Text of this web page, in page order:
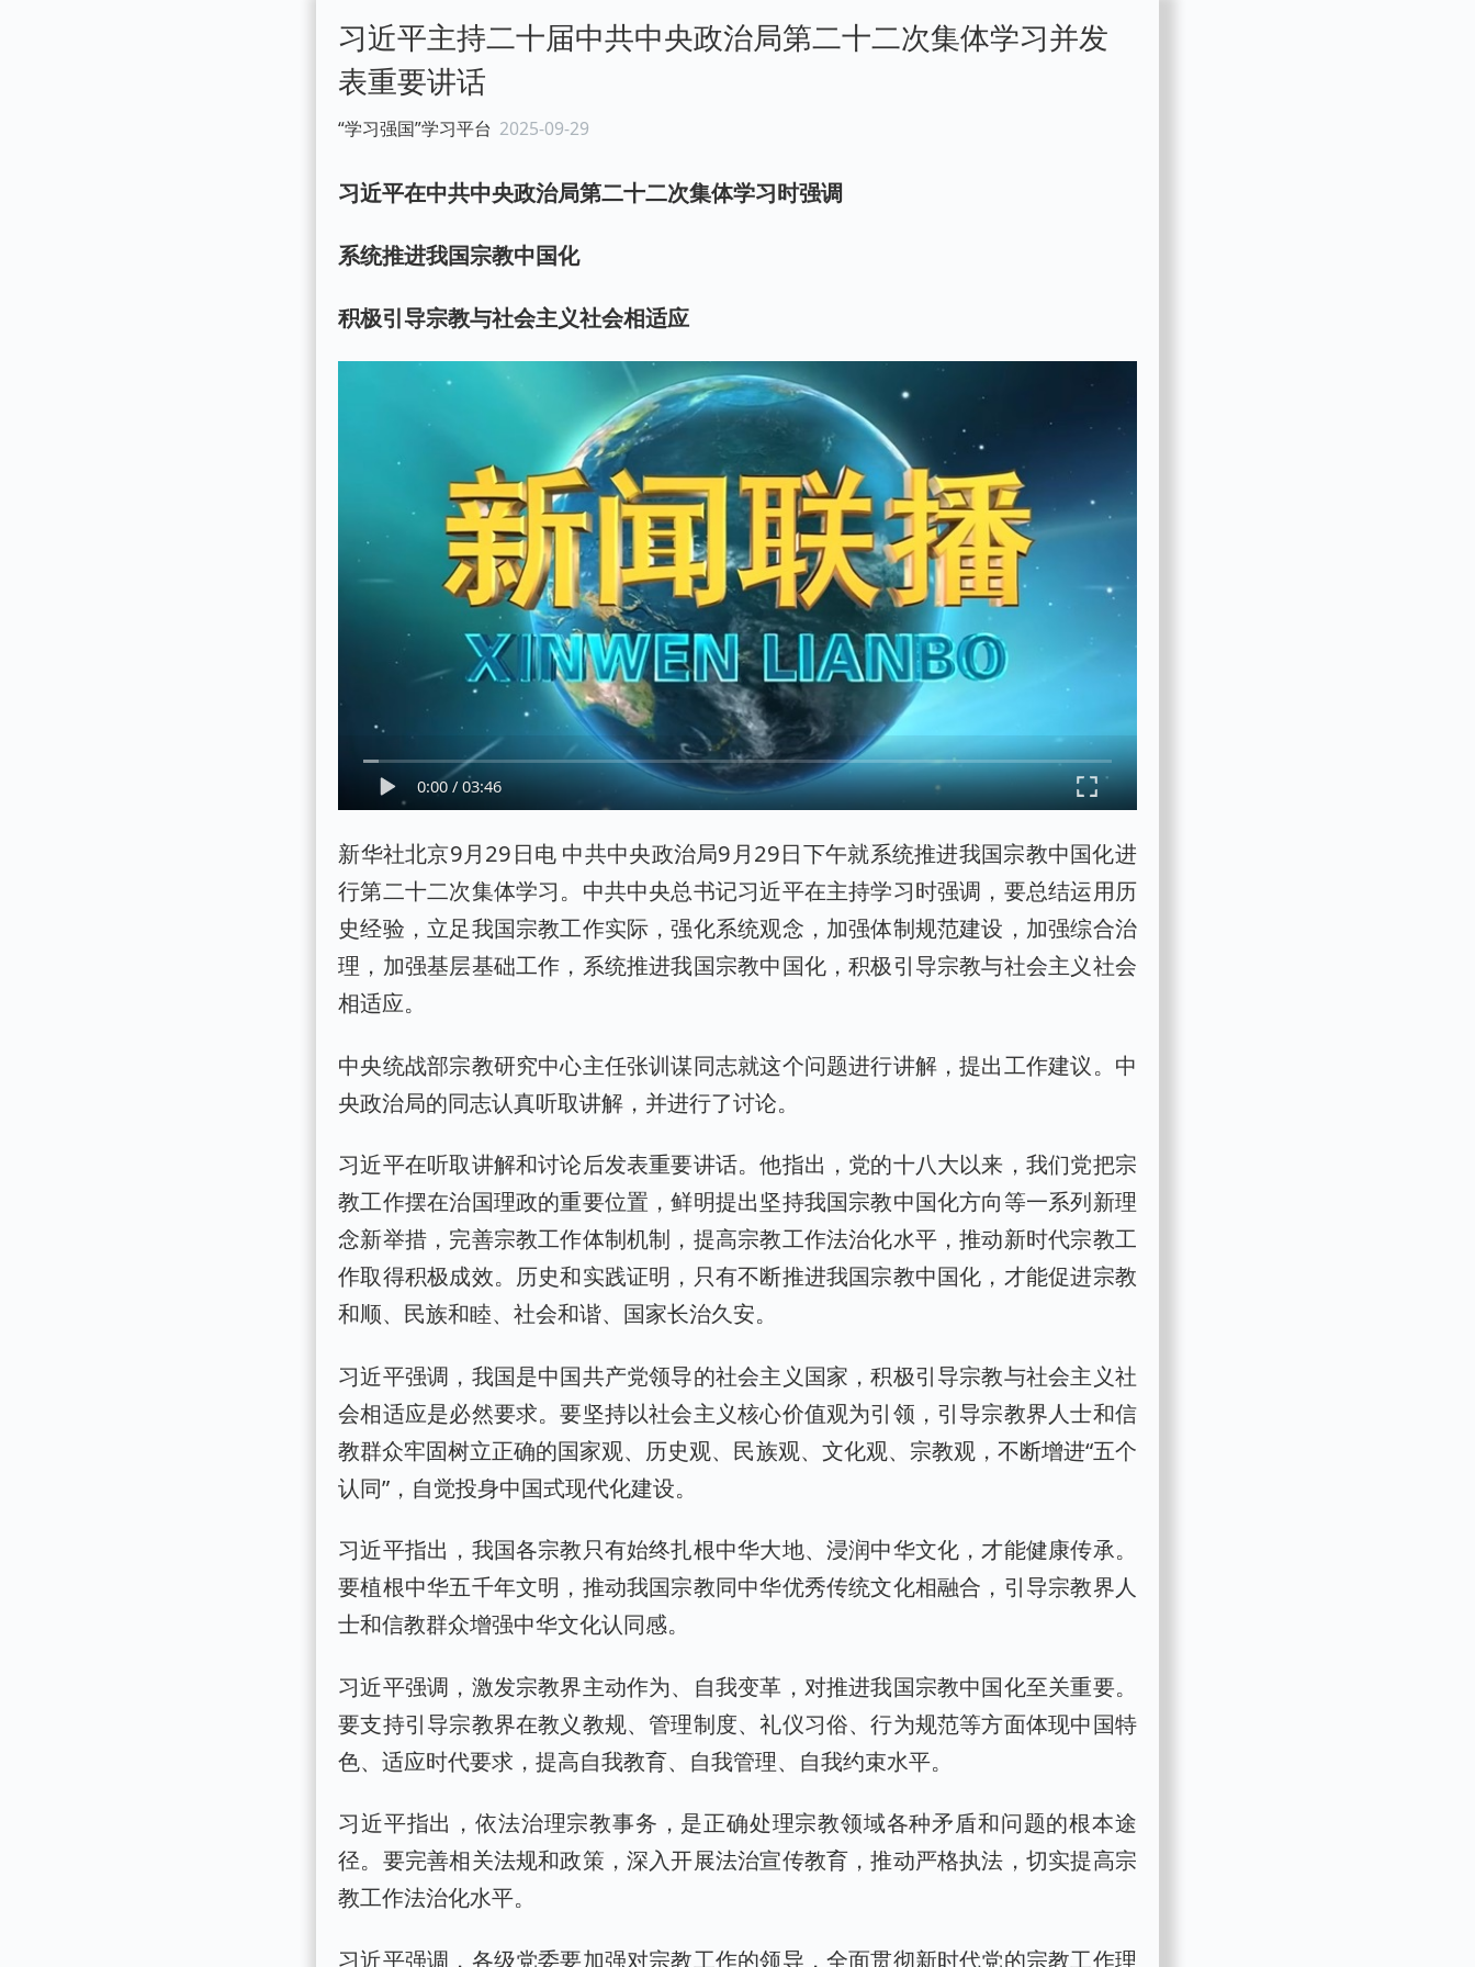
习近平主持二十届中共中央政治局第二十二次集体学习并发
表重要讲话
“学习强国”学习平台 2025-09-29
习近平在中共中央政治局第二十二次集体学习时强调
系统推进我国宗教中国化
积极引导宗教与社会主义社会相适应
0:00/ 03:46
新华社北京9月29日电 中共中央政治局9月29日下午就系统推进我国宗教中国化进
行第二十二次集体学习。中共中央总书记习近平在主持学习时强调，要总结运用历
史经验，立足我国宗教工作实际，强化系统观念，加强体制规范建设，加强综合治
理，加强基层基础工作，系统推进我国宗教中国化，积极引导宗教与社会主义社会
相适应。
中央统战部宗教研究中心主任张训谋同志就这个问题进行讲解，提出工作建议。中
央政治局的同志认真听取讲解，并进行了讨论。
习近平在听取讲解和讨论后发表重要讲话。他指出，党的十八大以来，我们党把宗
教工作摆在治国理政的重要位置，鲜明提出坚持我国宗教中国化方向等一系列新理
念新举措，完善宗教工作体制机制，提高宗教工作法治化水平，推动新时代宗教工
作取得积极成效。历史和实践证明，只有不断推进我国宗教中国化，才能促进宗教
和顺、民族和睦、社会和谐、国家长治久安。
习近平强调，我国是中国共产党领导的社会主义国家，积极引导宗教与社会主义社
会相适应是必然要求。要坚持以社会主义核心价值观为引领，引导宗教界人士和信
教群众牢固树立正确的国家观、历史观、民族观、文化观、宗教观，不断增进“五个
认同”，自觉投身中国式现代化建设。
习近平指出，我国各宗教只有始终扎根中华大地、浸润中华文化，才能健康传承。
要植根中华五千年文明，推动我国宗教同中华优秀传统文化相融合，引导宗教界人
士和信教群众增强中华文化认同感。
习近平强调，激发宗教界主动作为、自我变革，对推进我国宗教中国化至关重要。
要支持引导宗教界在教义教规、管理制度、礼仪习俗、行为规范等方面体现中国特
色、适应时代要求，提高自我教育、自我管理、自我约束水平。
习近平指出，依法治理宗教事务，是正确处理宗教领域各种矛盾和问题的根本途
径。要完善相关法规和政策，深入开展法治宣传教育，推动严格执法，切实提高宗
教工作法治化水平。
习近平强调，各级党委要加强对宗教工作的领导，全面贯彻新时代党的宗教工作理